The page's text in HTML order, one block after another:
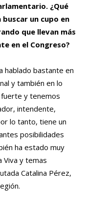
¿Qué
un cupo en
que llevan más
en el Congreso?
hablado bastante en
y también en lo
fuerte y tenemos
intendente,
lo tanto, tiene un
posibilidades
ha estado muy
Viva y temas
Catalina Pérez,